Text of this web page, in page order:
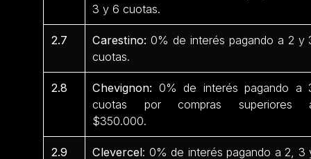
3 y 6 cuotas.
2.7 Carestino: 0% de interés pagando a 2 y
cuotas.
2.8 Chevignon: 0% de interés pagando a
cuotas por compras superiores
$350.000.
2.9 Clevercel: 0% de interés pagando a 2, 3